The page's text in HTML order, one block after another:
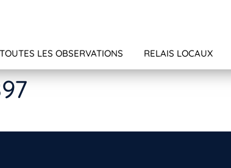
TOUTES LES OBSERVATIONS RELAIS LOCAUX